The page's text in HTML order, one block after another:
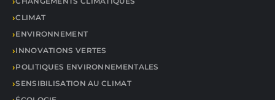
CLIMAT
ENVIRONNEMENT
INNOVATIONS VERTES
POLITIQUES ENVIRONNEMENTALES
SENSIBILISATION AU CLIMAT